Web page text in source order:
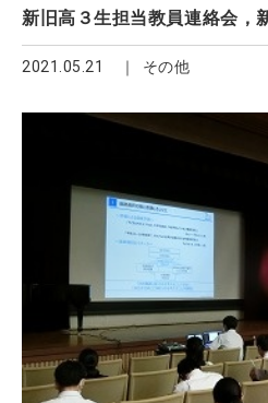
新旧高３生担当教員連絡会，
2021.05.21 その他